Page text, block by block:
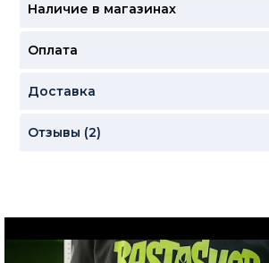
Наличие в магазинах
Оплата
Доставка
Отзывы (2)